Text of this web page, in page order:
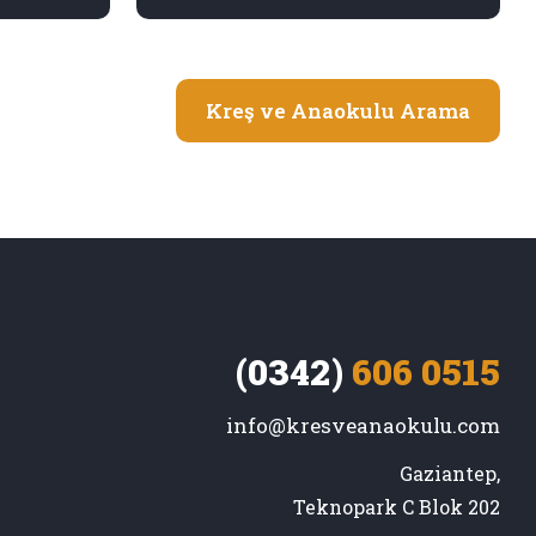
Kreş ve Anaokulu Arama
(0342) 606 0515
info@kresveanaokulu.com
Gaziantep,
Teknopark C Blok 202